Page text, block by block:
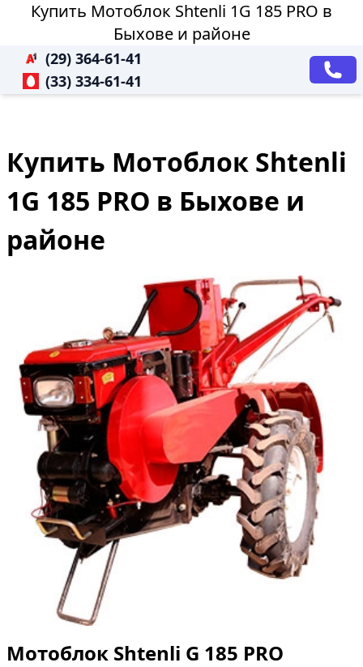
Купить Мотоблок Shtenli 1G 185 PRO в
Быхове и районе
(29) 364-61-41
(33) 334-61-41
Купить Мотоблок Shtenli
1G 185 PRO в Быхове и
районе
Мотоблок Shtenli G 185 PRO